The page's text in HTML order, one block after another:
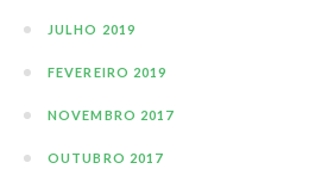
JULHO 2019
FEVEREIRO 2019
NOVEMBRO 2017
OUTUBRO 2017